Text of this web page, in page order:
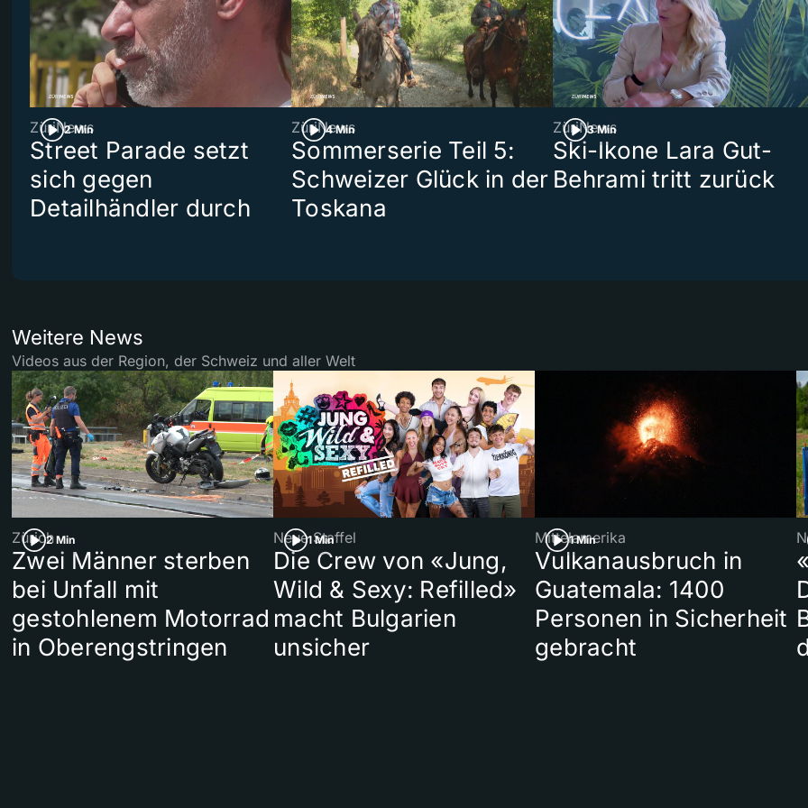
2 Min
ZüriNews
Street Parade setzt
sich gegen
Detailhändler durch
4 Min
ZüriNews
Sommerserie Teil 5:
Schweizer Glück in der
Toskana
3 Min
ZüriNews
Ski-Ikone Lara Gut-
Behrami tritt zurück
Weitere News
Videos aus der Region, der Schweiz und aller Welt
2 Min
Zürich
Zwei Männer sterben
bei Unfall mit
gestohlenem Motorrad
in Oberengstringen
1 Min
Neue Staffel
Die Crew von «Jung,
Wild & Sexy: Refilled»
macht Bulgarien
unsicher
1 Min
Mittelamerika
Vulkanausbruch in
Guatemala: 1400
Personen in Sicherheit
gebracht